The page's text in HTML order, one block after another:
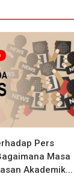
Pers
Masa
Akademik...